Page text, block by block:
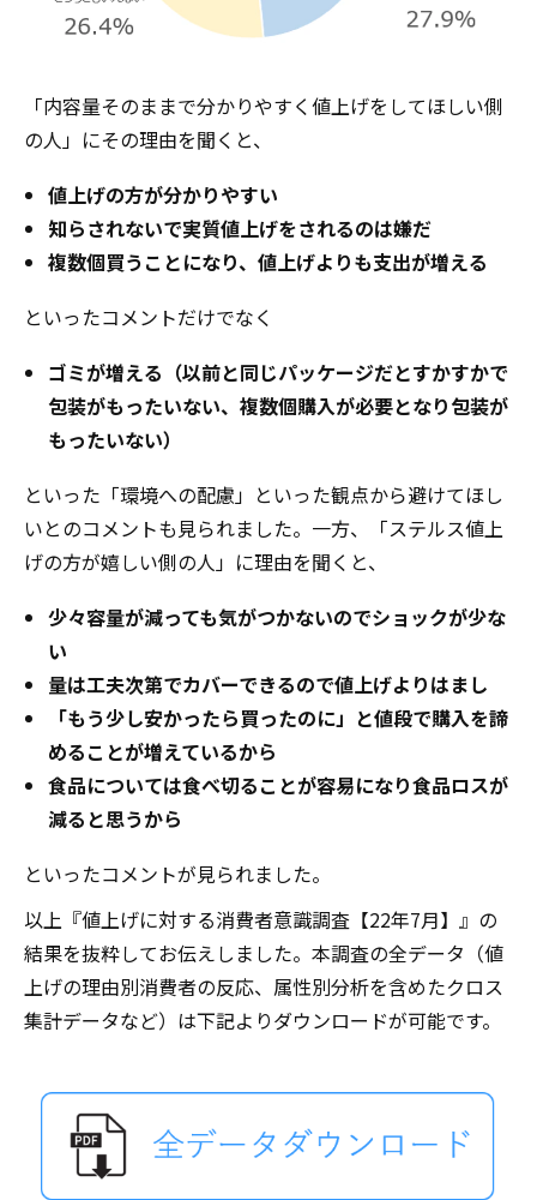
「内容量そのままで分かりやすく値上げをしてほしい側
の人」にその理由を聞くと、
値上げの方が分かりやすい
知らされないで実質値上げをされるのは嫌だ
複数個買うことになり、値上げよりも支出が増える
といったコメントだけでなく
ゴミが増える（以前と同じパッケージだとすかすかで
包装がもったいない、複数個購入が必要となり包装が
もったいない）
といった「環境への配慮」といった観点から避けてほし
いとのコメントも見られました。一方、
「ステルス値上
げの方が嬉しい側の人」に理由を聞くと、
少々容量が減っても気がつかないのでショックが少な
い
量は工夫次第でカバーできるので値上げよりはまし
「もう少し安かったら買ったのに」と値段で購入を諦
めることが増えているから
食品については食べ切ることが容易になり食品ロスが
減ると思うから
といったコメントが見られました。
以上『値上げに対する消費者意識調査【22年7月】』の
結果を抜粋してお伝えしました。本調査の全データ（値
上げの理由別消費者の反応、属性別分析を含めたクロス
集計データなど）は下記よりダウンロードが可能です。